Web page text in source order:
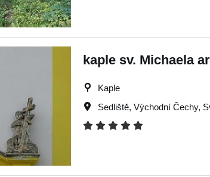
kaple sv. Michaela
Kaple
Sedliště,Východní Čechy,